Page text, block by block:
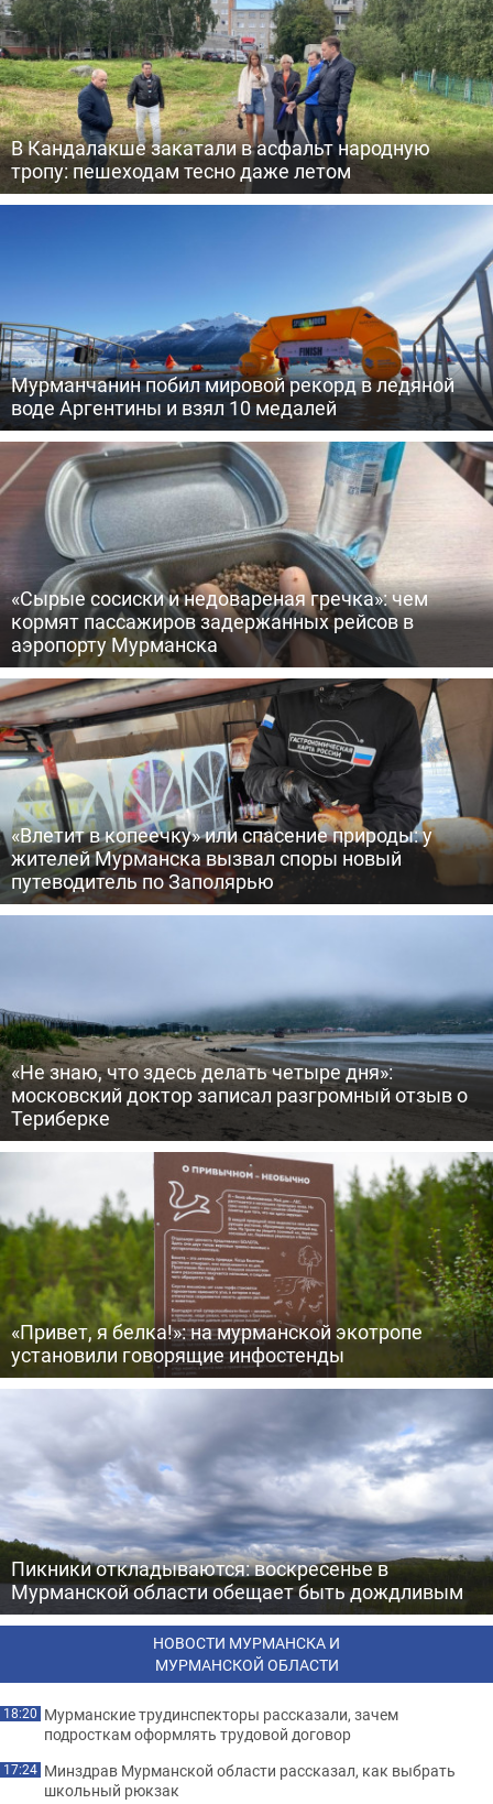
В Кандалакше закатали в асфальт народную
тропу: пешеходам тесно даже летом
Мурманчанин побил мировой рекорд в ледяной
воде Аргентины и взял 10 медалей
«Сырые сосиски и недовареная гречка»: чем
кормят пассажиров задержанных рейсов в
аэропорту Мурманска
«Влетит в копеечку» или спасение природы: у
жителей Мурманска вызвал споры новый
путеводитель по Заполярью
«Не знаю, что здесь делать четыре дня»:
московский доктор записал разгромный отзыв о
Териберке
«Привет, я белка!»: на мурманской экотропе
установили говорящие инфостенды
Пикники откладываются: воскресенье в
Мурманской области обещает быть дождливым
НОВОСТИ МУРМАНСКА И
МУРМАНСКОЙ ОБЛАСТИ
18:20 Мурманские трудинспекторы рассказали, зачем
подросткам оформлять трудовой договор
17:24 Минздрав Мурманской области рассказал, как выбрать
школьный рюкзак